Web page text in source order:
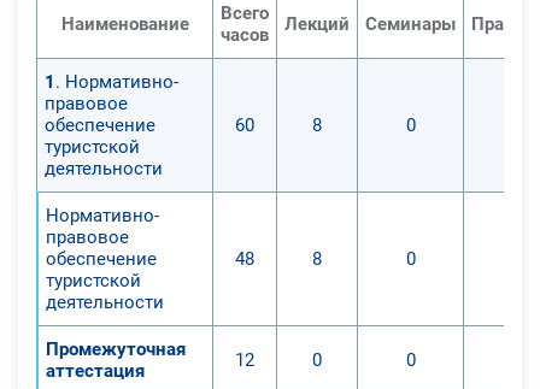
Наименование
Всего
часов
Лекций Семинары
1 . Нормативно-
правовое
обеспечение
туристской
деятельности
60 8 0
Нормативно-
правовое
обеспечение
туристской
деятельности
48 8 0
Промежуточная
аттестация
12 0 0